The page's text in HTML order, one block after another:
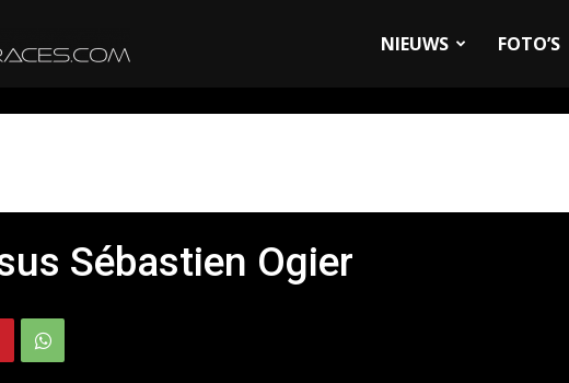
NIEUWS FOTO’S
Sébastien Ogier